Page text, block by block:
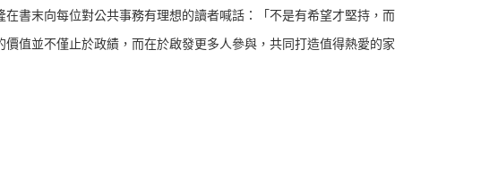
書末向每位對公共事務有理想的讀者喊話：「不是有希望才堅持，而
值並不僅止於政績，而在於啟發更多人參與，共同打造值得熱愛的家